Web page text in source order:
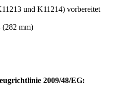
und K11214) vorbereitet
(282 mm)
2009/48/EG: